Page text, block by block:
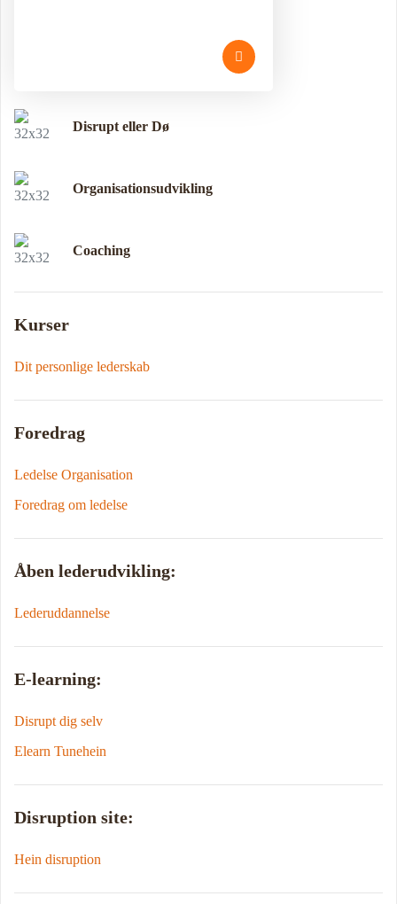
Disrupt eller Dø
Organisationsudvikling
Coaching
Kurser
Dit personlige lederskab
Foredrag
Ledelse Organisation
Foredrag om ledelse
Åben lederudvikling:
Lederuddannelse
E-learning:
Disrupt dig selv
Elearn Tunehein
Disruption site:
Hein disruption